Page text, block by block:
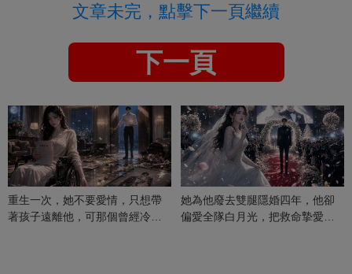
文章未完，點擊下一頁繼續
下一頁
重生一次，她不要愛情，只想帶
著孩子遠離他，可那個曾經冷漠
她為他廢去雙腿隱婚四年，他卻
偏愛全隊白月光，把救命摯愛當